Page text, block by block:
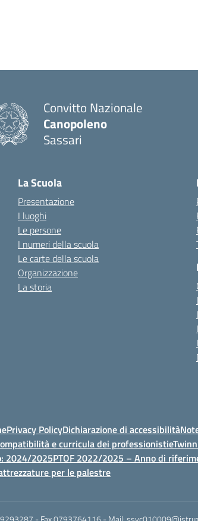
Convitto Nazionale
Canopoleno
Sassari
La Scuola
Presentazione
I luoghi
Le persone
I numeri della scuola
Le carte della scuola
Organizzazione
La storia
Privacy PolicyDichiarazione di accessibilità
e curricula dei professionisti
2024/2025PTOF 2022/2025 – Anno di
per le palestre